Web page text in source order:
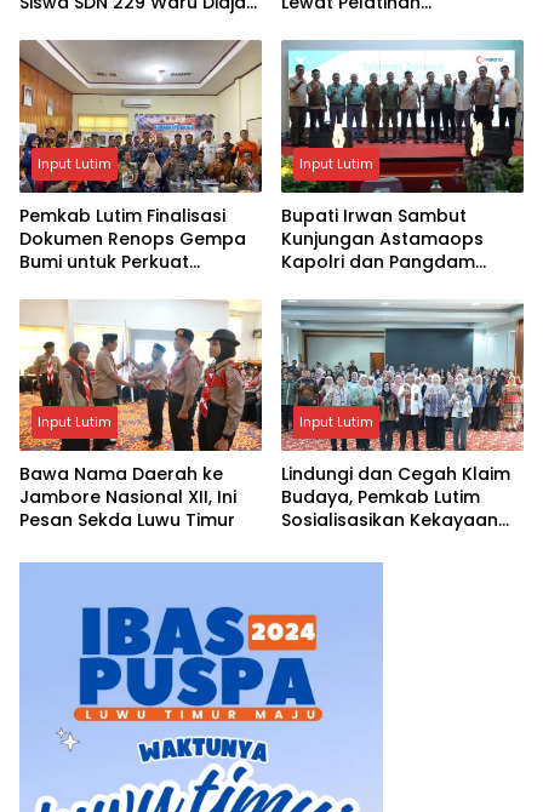
Input Lutim
Pemkab Lutim Finalisasi
Dokumen Renops Gempa
Bumi untuk Perkuat
Input Lutim
Bupati Irwan Sambut
Kunjungan Astamaops
Kapolri dan Pangdam
Timur
Input Lutim
Bawa Nama Daerah ke
Jambore Nasional XII, Ini
Pesan Sekda Luwu Timur
Input Lutim
Lindungi dan Cegah Klaim
Budaya, Pemkab Lutim
Sosialisasikan Kekayaan